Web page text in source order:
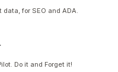
for SEO and ADA.
Do it and Forget it!